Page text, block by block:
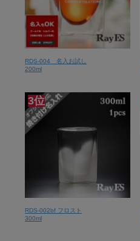
RDS-004 名入お試し
200ml
3位
RDS-002bf フロスト
300ml